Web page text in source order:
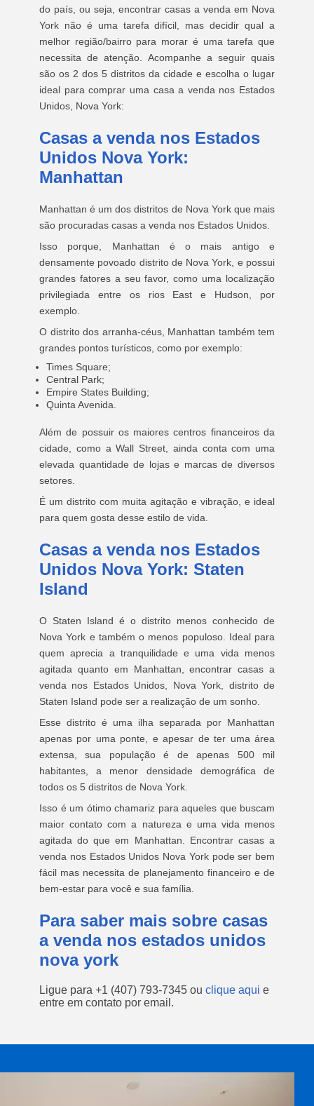
do país, ou seja, encontrar casas a venda em Nova
York não é uma tarefa difícil, mas decidir qual a
melhor região/bairro para morar é uma tarefa que
necessita de atenção. Acompanhe a seguir quais
são os 2 dos 5 distritos da cidade e escolha o lugar
ideal para comprar uma casa a venda nos Estados
Unidos, Nova York:
Casas a venda nos Estados
Unidos Nova York:
Manhattan
Manhattan é um dos distritos de Nova York que mais
são procuradas casas a venda nos Estados Unidos.
Isso porque, Manhattan é o mais antigo e
densamente povoado distrito de Nova York, e possui
grandes fatores a seu favor, como uma localização
privilegiada entre os rios East e Hudson, por
exemplo.
O distrito dos arranha-céus, Manhattan também tem
grandes pontos turísticos, como por exemplo:
Times Square;
Central Park;
Empire States Building;
Quinta Avenida.
Além de possuir os maiores centros financeiros da
cidade, como a Wall Street, ainda conta com uma
elevada quantidade de lojas e marcas de diversos
setores.
É um distrito com muita agitação e vibração, e ideal
para quem gosta desse estilo de vida.
Casas a venda nos Estados
Unidos Nova York: Staten
Island
O Staten Island é o distrito menos conhecido de
Nova York e também o menos populoso. Ideal para
quem aprecia a tranquilidade e uma vida menos
agitada quanto em Manhattan, encontrar casas a
venda nos Estados Unidos, Nova York, distrito de
Staten Island pode ser a realização de um sonho.
Esse distrito é uma ilha separada por Manhattan
apenas por uma ponte, e apesar de ter uma área
extensa, sua população é de apenas 500 mil
habitantes, a menor densidade demográfica de
todos os 5 distritos de Nova York.
Isso é um ótimo chamariz para aqueles que buscam
maior contato com a natureza e uma vida menos
agitada do que em Manhattan. Encontrar casas a
venda nos Estados Unidos Nova York pode ser bem
fácil mas necessita de planejamento financeiro e de
bem-estar para você e sua família.
Para saber mais sobre casas
a venda nos estados unidos
nova york
Ligue para +1 (407) 793-7345 ou clique aqui e
entre em contato por email.